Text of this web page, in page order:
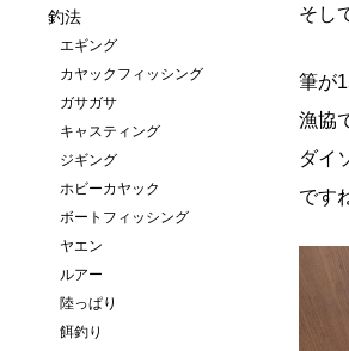
そし
筆が
漁協
ダイ
です
釣法
エギング
カヤックフィッシング
ガサガサ
キャスティング
ジギング
ホビーカヤック
ボートフィッシング
ヤエン
ルアー
陸っぱり
餌釣り